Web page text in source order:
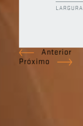
LARGURA
Anterior
Próximo